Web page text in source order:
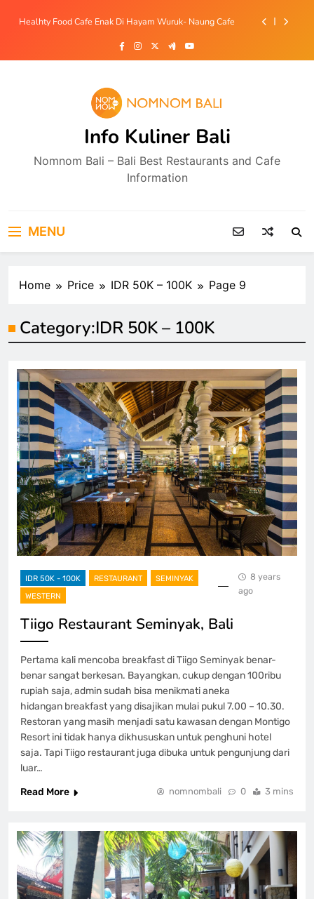
Coffee Shop Cozy dan Sekaligus Tempat Cuci Mobil Di
Bakmi Babi Enak Mulai 15ribu Di Sempidi- Bakmiku Bali
Healhty Food Cafe Enak Di Hayam Wuruk- Naung Cafe
Coffee Shop Cozy dan Sekaligus Tempat Cuci Mobil Di
Bakmi Babi Enak Mulai 15ribu Di Sempidi- Bakmiku Bali
Info Kuliner Bali
Nomnom Bali – Bali Best Restaurants and Cafe
Information
MENU
Home Price IDR 50K – 100K Page 9
Category:IDR 50K – 100K
IDR 50K - 100K RESTAURANT
SEMINYAK
WESTERN
8 years
ago
Tiigo Restaurant Seminyak, Bali
Pertama kali mencoba breakfast di Tiigo Seminyak benar-
benar sangat berkesan. Bayangkan, cukup dengan 100ribu
rupiah saja, admin sudah bisa menikmati aneka
hidangan breakfast yang disajikan mulai pukul 7.00 – 10.30.
Restoran yang masih menjadi satu kawasan dengan Montigo
Resort ini tidak hanya dikhususkan untuk penghuni hotel
saja. Tapi Tiigo restaurant juga dibuka untuk pengunjung dari
luar…
Read More
nomnombali 0 3 mins